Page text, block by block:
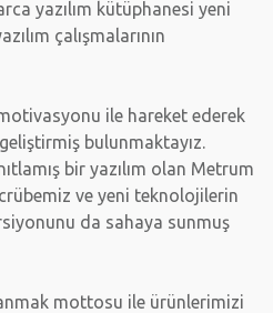
yazılım kütüphanesi yeni
çalışmalarının
ile hareket ederek
bulunmaktayız.
bir yazılım olan Metrum
ve yeni teknolojilerin
da sahaya sunmuş
mottosu ile ürünlerimizi